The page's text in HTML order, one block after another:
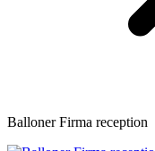
Balloner Firma reception